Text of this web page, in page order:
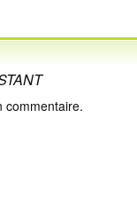
commentaire.